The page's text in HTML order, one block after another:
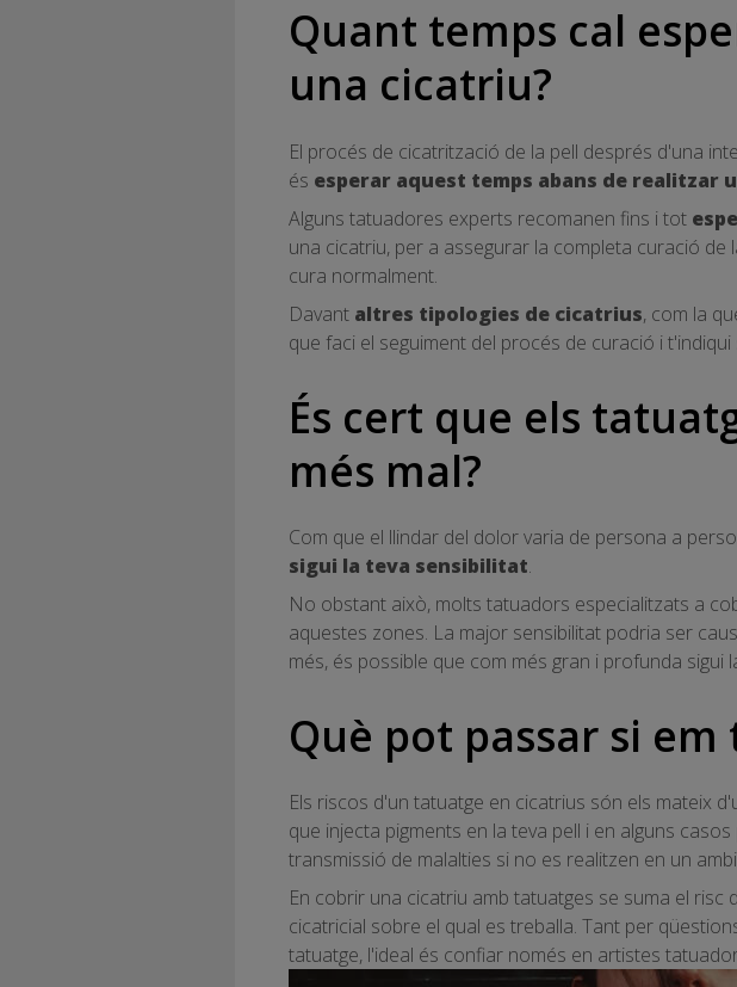
Quant temps cal
una cicatriu?
El procés de cicatrització de la pell després d'una
és esperar aquest temps abans de realitzar
Alguns tatuadores experts recomanen fins i tot
una cicatriu, per a assegurar la completa curació
cura normalment.
Davant altres tipologies de cicatrius, com la
que faci el seguiment del procés de curació i
És cert que els
més mal?
Com que el llindar del dolor varia de persona a
sigui la teva sensibilitat.
No obstant això, molts tatuadors especialitzats a
aquestes zones. La major sensibilitat podria ser
més, és possible que com més gran i profunda
Què pot passar si
Els riscos d'un tatuatge en cicatrius són els mateix
que injecta pigments en la teva pell i en alguns
transmissió de malalties si no es realitzen en un
En cobrir una cicatriu amb tatuatges se suma el
cicatricial sobre el qual es treballa. Tant per
tatuatge, l'ideal és confiar només en artistes